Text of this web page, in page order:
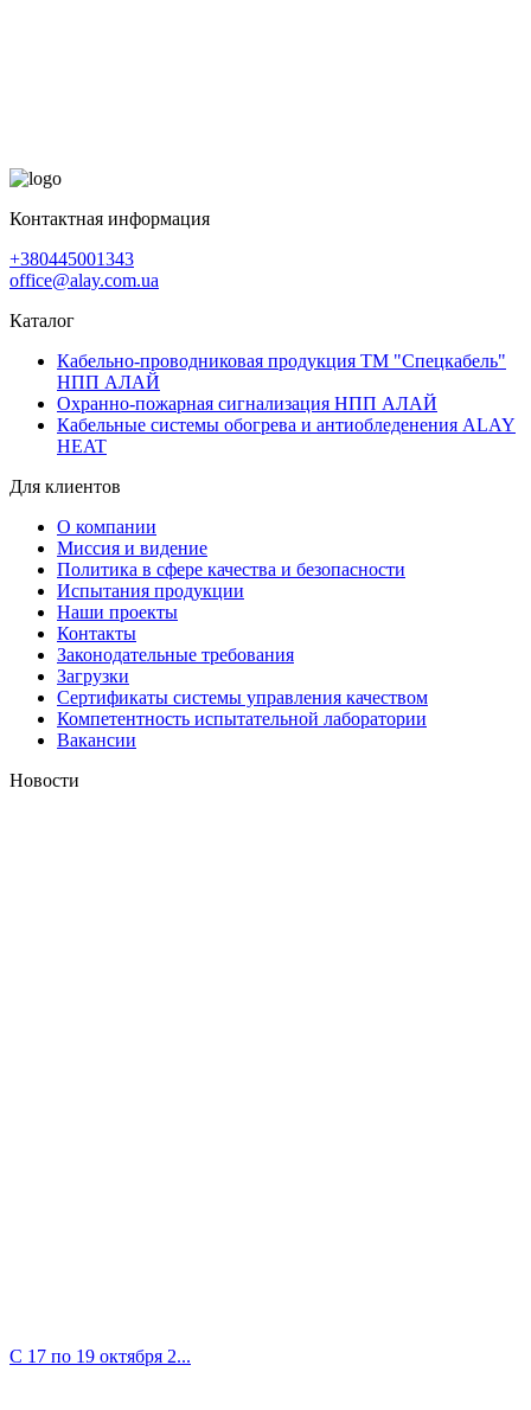
Контактная информация
+380445001343
office@alay.com.ua
Каталог
Кабельно-проводниковая продукция ТМ "Спецкабель"
НПП АЛАЙ
Охранно-пожарная сигнализация НПП АЛАЙ
Кабельные системы обогрева и антиобледенения ALAY
HEAT
Для клиентов
О компании
Миссия и видение
Политика в сфере качества и безопасности
Испытания продукции
Наши проекты
Контакты
Законодательные требования
Загрузки
Сертификаты системы управления качеством
Компетентность испытательной лаборатории
Вакансии
Новости
С 17 по 19 октября 2...